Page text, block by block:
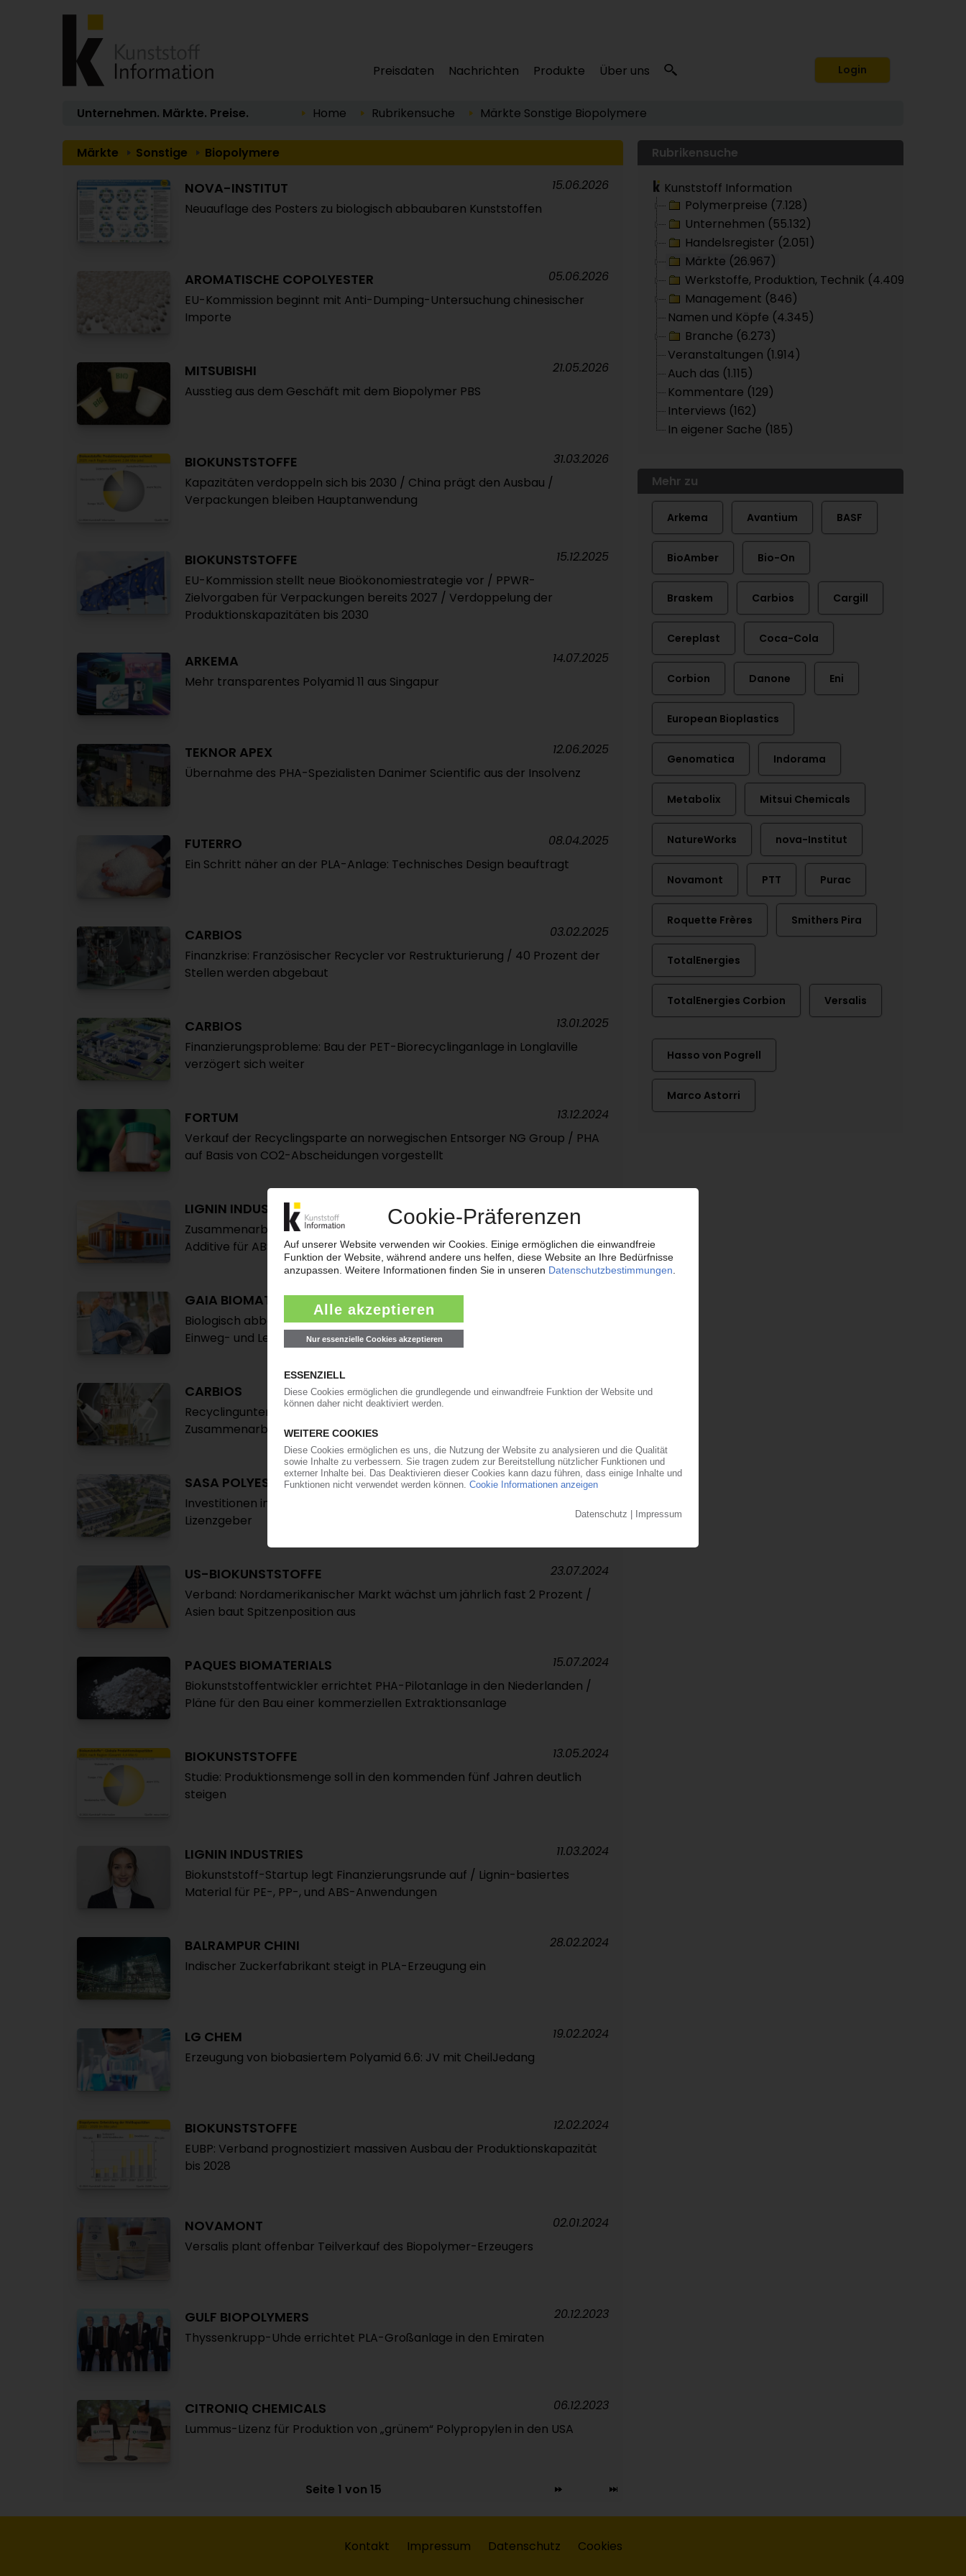
Preisdaten Nachrichten Produkte Über uns Login
Unternehmen. Märkte. Preise. Home Rubrikensuche Märkte Sonstige Biopolymere
Märkte Sonstige Biopolymere
NOVA-INSTITUT
Neuauflage des Posters zu biologisch abbaubaren Kunststoffen
15.06.2026
AROMATISCHE COPOLYESTER
EU-Kommission beginnt mit Anti-Dumping-Untersuchung chinesischer
Importe
05.06.2026
MITSUBISHI
Ausstieg aus dem Geschäft mit dem Biopolymer PBS
21.05.2026
BIOKUNSTSTOFFE
Kapazitäten verdoppeln sich bis 2030 / China prägt den Ausbau /
Verpackungen bleiben Hauptanwendung
31.03.2026
BIOKUNSTSTOFFE
EU-Kommission stellt neue Bioökonomiestrategie vor / PPWR-
Zielvorgaben für Verpackungen bereits 2027 / Verdoppelung der
Produktionskapazitäten bis 2030
15.12.2025
ARKEMA
Mehr transparentes Polyamid 11 aus Singapur
14.07.2025
TEKNOR APEX
Übernahme des PHA-Spezialisten Danimer Scientific aus der Insolvenz
12.06.2025
FUTERRO
Ein Schritt näher an der PLA-Anlage: Technisches Design beauftragt
08.04.2025
CARBIOS
Finanzkrise: Französischer Recycler vor Restrukturierung / 40 Prozent der
Stellen werden abgebaut
03.02.2025
CARBIOS
Finanzierungsprobleme: Bau der PET-Biorecyclinganlage in Longlaville
verzögert sich weiter
13.01.2025
FORTUM
Verkauf der Recyclingsparte an norwegischen Entsorger NG Group / PHA
auf Basis von CO2-Abscheidungen vorgestellt
13.12.2024
LIGNIN INDUSTRIES
Zusammenarbeit mit britischem Compoundeur Hellyar Plastics / Renol-
Additive für ABS- und PP-Blends
GAIA BIOMATERIALS
Biologisch abbaubare PBAT/PLA-Compounds aus Schweden / Einsatz für
Einweg- und Lebensmittelverpackungen
CARBIOS
Recyclingunternehmen plant erstes Werk in Großbritannien /
Zusammenarbeit mit Entsorger FCC Environment
13.08.2024
SASA POLYESTER
Investitionen in PET-Recycling in der Türkei geplant / Carbios als
Lizenzgeber
06.08.2024
US-BIOKUNSTSTOFFE
Verband: Nordamerikanischer Markt wächst um jährlich fast 2 Prozent /
Asien baut Spitzenposition aus
23.07.2024
PAQUES BIOMATERIALS
Biokunststoffentwickler errichtet PHA-Pilotanlage in den Niederlanden /
Pläne für den Bau einer kommerziellen Extraktionsanlage
15.07.2024
BIOKUNSTSTOFFE
Studie: Produktionsmenge soll in den kommenden fünf Jahren deutlich
steigen
13.05.2024
LIGNIN INDUSTRIES
Biokunststoff-Startup legt Finanzierungsrunde auf / Lignin-basiertes
Material für PE-, PP-, und ABS-Anwendungen
11.03.2024
BALRAMPUR CHINI
Indischer Zuckerfabrikant steigt in PLA-Erzeugung ein
28.02.2024
LG CHEM
Erzeugung von biobasiertem Polyamid 6.6: JV mit CheilJedang
19.02.2024
BIOKUNSTSTOFFE
EUBP: Verband prognostiziert massiven Ausbau der Produktionskapazität
bis 2028
12.02.2024
NOVAMONT
Versalis plant offenbar Teilverkauf des Biopolymer-Erzeugers
02.01.2024
GULF BIOPOLYMERS
Thyssenkrupp-Uhde errichtet PLA-Großanlage in den Emiraten
20.12.2023
CITRONIQ CHEMICALS
Lummus-Lizenz für Produktion von „grünem“ Polypropylen in den USA
06.12.2023
Seite 1 von 15
Rubrikensuche
Kunststoff Information
Polymerpreise (7.128)
Unternehmen (55.132)
Handelsregister (2.051)
Märkte (26.967)
Werkstoffe, Produktion, Technik (4.409)
Management (846)
Namen und Köpfe (4.345)
Branche (6.273)
Veranstaltungen (1.914)
Auch das (1.115)
Kommentare (129)
Interviews (162)
In eigener Sache (185)
Mehr zu
Arkema Avantium BASF
BioAmber Bio-On
Braskem Carbios Cargill
Cereplast Coca-Cola
Corbion Danone Eni
European Bioplastics
Genomatica Indorama
Metabolix Mitsui Chemicals
NatureWorks nova-Institut
Novamont PTT Purac
Roquette Frères Smithers Pira
TotalEnergies
TotalEnergies Corbion Versalis
Hasso von Pogrell
Marco Astorri
Kontakt Impressum Datenschutz Cookies